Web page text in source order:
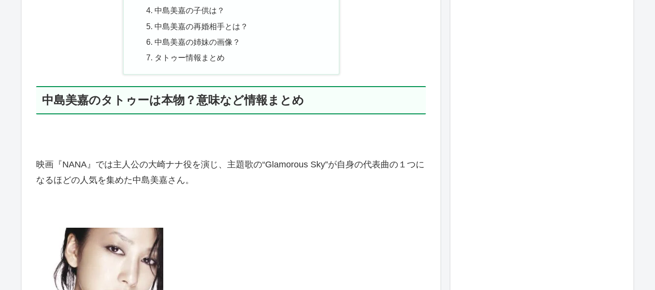
中島美嘉の子供は？
中島美嘉の再婚相手とは？
中島美嘉の姉妹の画像？
タトゥー情報まとめ
中島美嘉のタトゥーは本物？意味など情報まとめ
映画『NANA』では主人公の大崎ナナ役を演じ、主題歌の“Glamorous Sky”が自身の代表曲の１つに
なるほどの人気を集めた中島美嘉さん。